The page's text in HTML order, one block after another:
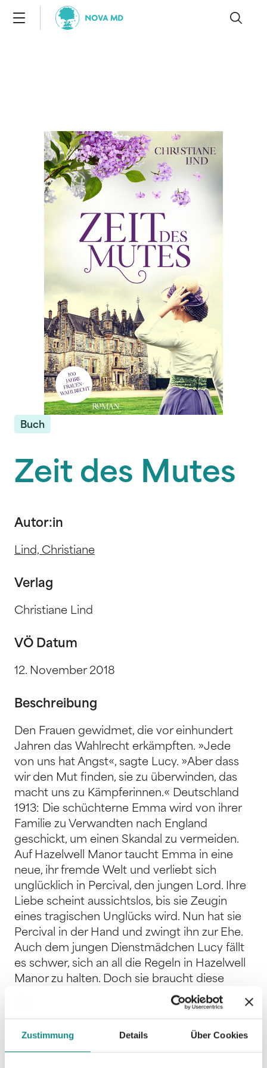
Zustimmung Details Über Cookies
Buch
Zeit des Mutes
Autor:in
Lind, Christiane
Verlag
Christiane Lind
VÖ Datum
12. November 2018
Beschreibung
Den Frauen gewidmet, die vor einhundert
Jahren das Wahlrecht erkämpften. »Jede
von uns hat Angst«, sagte Lucy. »Aber dass
wir den Mut finden, sie zu überwinden, das
macht uns zu Kämpferinnen.« Deutschland
1913: Die schüchterne Emma wird von ihrer
Familie zu Verwandten nach England
geschickt, um einen Skandal zu vermeiden.
Auf Hazelwell Manor taucht Emma in eine
neue, ihr fremde Welt und verliebt sich
unglücklich in Percival, den jungen Lord. Ihre
Liebe scheint aussichtslos, bis sie Zeugin
eines tragischen Unglücks wird. Nun hat sie
Percival in der Hand und zwingt ihn zur Ehe.
Auch dem jungen Dienstmädchen Lucy fällt
es schwer, sich an all die Regeln in Hazelwell
Manor zu halten. Doch sie braucht diese
Arbeit, um für ihre Familie zu sorgen. Nach
dem schicksalhaften Unglück muss Lucy das
London ist sie verloren, bis sie auf die